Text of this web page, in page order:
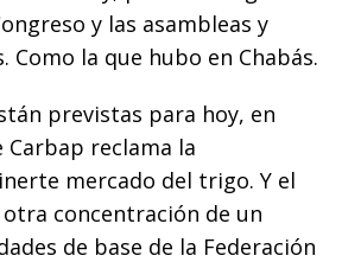
y las asambleas y
Como la que hubo en Chabás.
previstas para hoy, en
Carbap reclama la
mercado del trigo. Y el
concentración de un
de base de la Federación